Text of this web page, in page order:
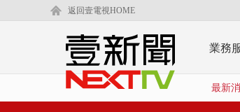
返回壹電視HOME
業務
最新